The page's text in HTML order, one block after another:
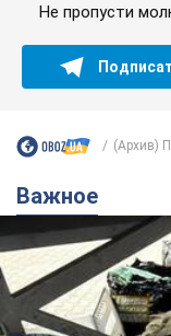
Не пропусти
(Архив)
Важное